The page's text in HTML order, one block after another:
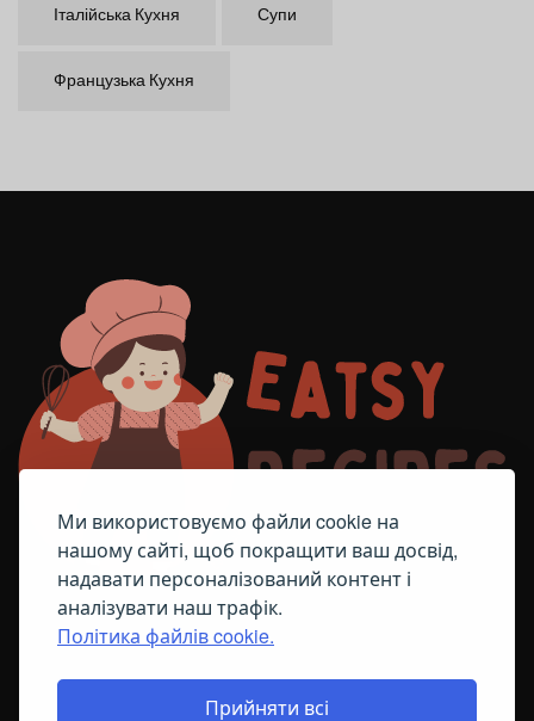
Ми використовуємо файли cookie на
нашому сайті, щоб покращити ваш досвід,
надавати персоналізований контент і
аналізувати наш трафік.
Політика файлів cookie.
Прийняти всі
Італійська Кухня Супи
Французька Кухня
ПОЛІТИКА ЩОДО ФАЙЛІВ COOKIE